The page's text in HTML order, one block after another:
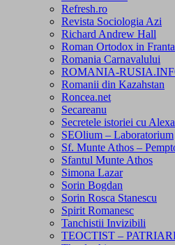
Refresh.ro
Revista Sociologia Azi
Richard Andrew Hall
Roman Ortodox in Franta
Romania Carnavalului
ROMANIA-
Romanii din Kazahstan
Roncea.net
Secareanu
Secretele istoriei cu
SEOlium – Laboratorium
Sf. Munte Athos –
Sfantul Munte Athos
Simona Lazar
Sorin Bogdan
Sorin Rosca Stanescu
Spirit Romanesc
Tanchistii Invizibili
TEOCTIST –